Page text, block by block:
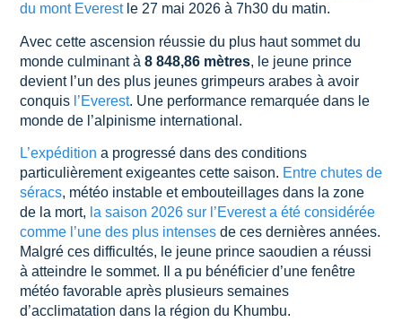
du mont Everestle 27 mai 2026 à 7h30 du matin.
Avec cette ascension réussie du plus haut sommet du
monde culminant à 8 848,86 mètres, le jeune prince
devient l’un des plus jeunes grimpeurs arabes à avoir
conquis l’Everest. Une performance remarquée dans le
monde de l’alpinisme international.
L’expédition a progressé dans des conditions
particulièrement exigeantes cette saison. Entre chutes de
séracs, météo instable et embouteillages dans la zone
de la mort, la saison 2026 sur l’Everest a été considérée
comme l’une des plus intensesde ces dernières années.
Malgré ces difficultés, le jeune prince saoudien a réussi
à atteindre le sommet. Il a pu bénéficier d’une fenêtre
météo favorable après plusieurs semaines
d’acclimatation dans la région du Khumbu.